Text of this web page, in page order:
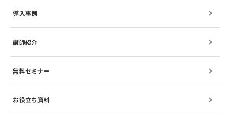
導入事例
講師紹介
無料セミナー
お役立ち資料